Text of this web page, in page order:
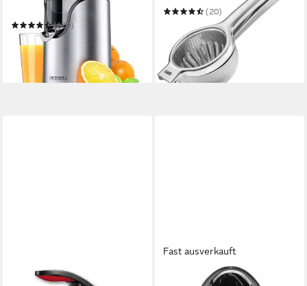
Zitronenpresse, elektrisch,
Siebeinsatz, Zitronen Presse
(170)
33,95 € UVP
-58%
in 2-3 Werktagen bei dir
(20)
in 1-2 Werktagen bei dir
STEINBORG
Fast ausverkauft
RUSSELL HOBBS